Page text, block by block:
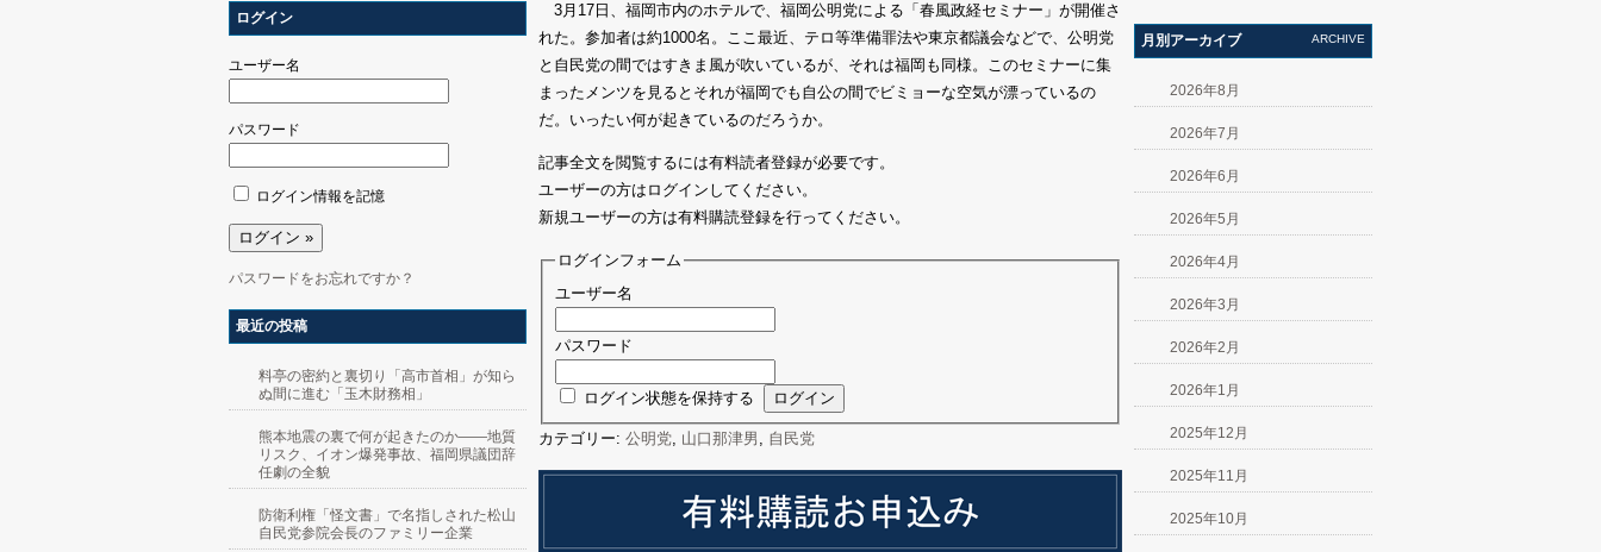
ログイン
ユーザー名
パスワード
ログイン情報を記憶
パスワードをお忘れですか？
最近の投稿
料亭の密約と裏切り「高市首相」が知ら
ぬ間に進む「玉木財務相」
熊本地震の裏で何が起きたのか――地質
リスク、イオン爆発事故、福岡県議団辞
任劇の全貌
防衛利権「怪文書」で名指しされた松山
自民党参院会長のファミリー企業
3月17日、福岡市内のホテルで、福岡公明党による「春風政経セミナー」が開催さ
れた。参加者は約1000名。ここ最近、テロ等準備罪法や東京都議会などで、公明党
と自民党の間ではすきま風が吹いているが、それは福岡も同様。このセミナーに集
まったメンツを見るとそれが福岡でも自公の間でビミョーな空気が漂っているの
だ。いったい何が起きているのだろうか。
記事全文を閲覧するには有料読者登録が必要です。
ユーザーの方はログインしてください。
新規ユーザーの方は有料購読登録を行ってください。
ログインフォーム
ユーザー名
パスワード
ログイン状態を保持する
カテゴリー: 公明党 山口那津男 自民党
月別アーカイブ ARCHIVE
2026年8月
2026年7月
2026年6月
2026年5月
2026年4月
2026年3月
2026年2月
2026年1月
2025年12月
2025年11月
2025年10月